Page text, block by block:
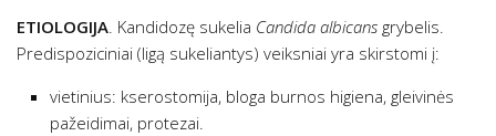
ETIOLOGIJA. Kandidozę sukelia Candida albicans grybelis.
Predispoziciniai (ligą sukeliantys) veiksniai yra skirstomi į:
vietinius: kserostomija, bloga burnos higiena, gleivinės
pažeidimai, protezai.